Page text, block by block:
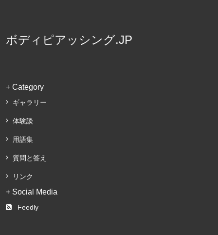
ボディピアッシング.JP
+ Category
ギャラリー
体験談
用語集
質問と答え
リンク
+ Social Media
Feedly